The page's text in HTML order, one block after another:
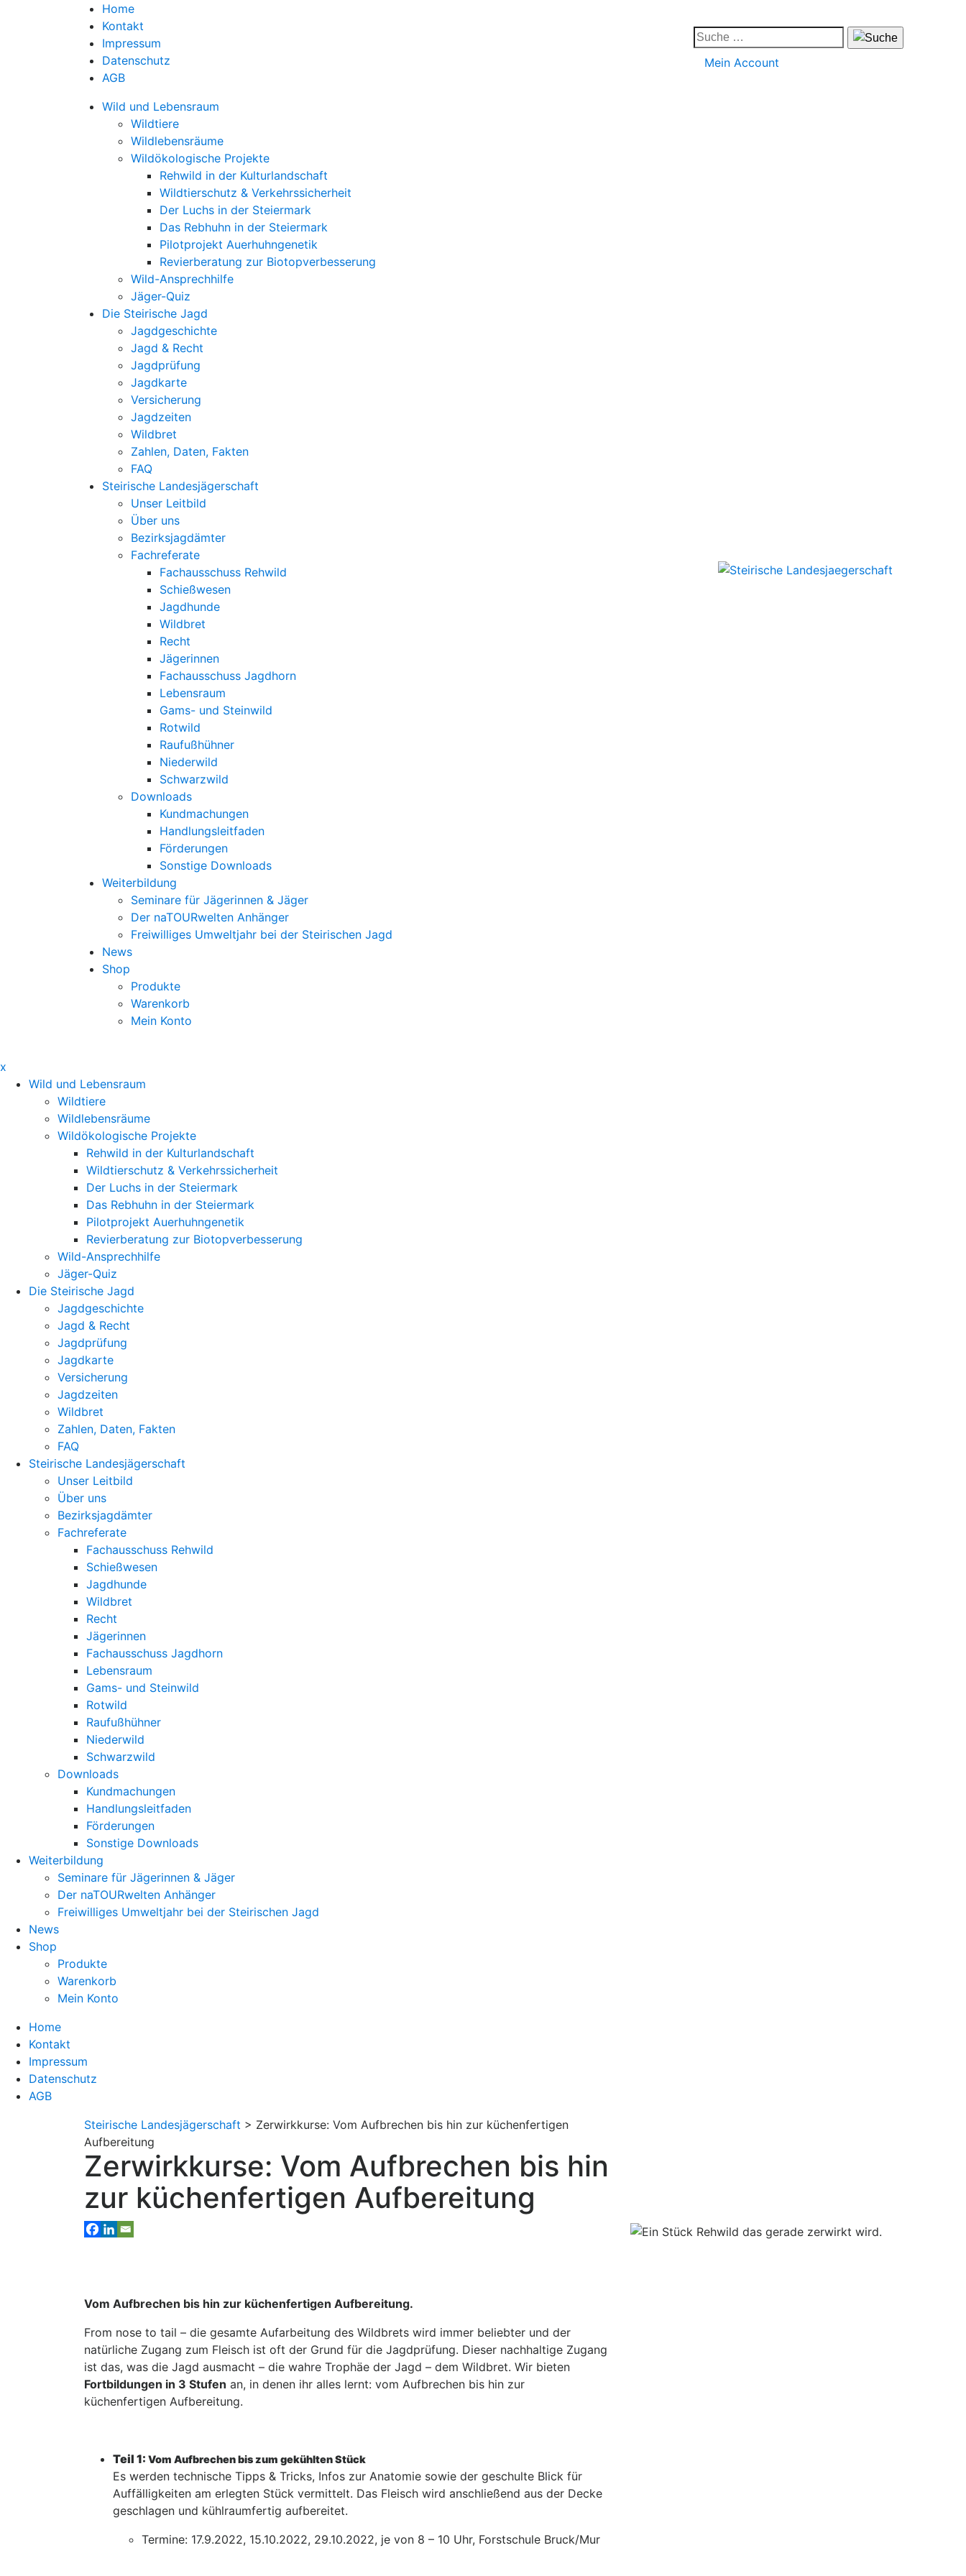
Home
Kontakt
Impressum
Datenschutz
AGB
Mein Account
Wild und Lebensraum
Wildtiere
Wildlebensräume
Wildökologische Projekte
Rehwild in der Kulturlandschaft
Wildtierschutz & Verkehrssicherheit
Der Luchs in der Steiermark
Das Rebhuhn in der Steiermark
Pilotprojekt Auerhuhngenetik
Revierberatung zur Biotopverbesserung
Wild-Ansprechhilfe
Jäger-Quiz
Die Steirische Jagd
Jagdgeschichte
Jagd & Recht
Jagdprüfung
Jagdkarte
Versicherung
Jagdzeiten
Wildbret
Zahlen, Daten, Fakten
FAQ
Steirische Landesjägerschaft
Unser Leitbild
Über uns
Bezirksjagdämter
Fachreferate
Fachausschuss Rehwild
Schießwesen
Jagdhunde
Wildbret
Recht
Jägerinnen
Fachausschuss Jagdhorn
Lebensraum
Gams- und Steinwild
Rotwild
Raufußhühner
Niederwild
Schwarzwild
Downloads
Kundmachungen
Handlungsleitfaden
Förderungen
Sonstige Downloads
Weiterbildung
Seminare für Jägerinnen & Jäger
Der naTOURwelten Anhänger
Freiwilliges Umweltjahr bei der Steirischen Jagd
News
Shop
Produkte
Warenkorb
Mein Konto
x
Wild und Lebensraum
Wildtiere
Wildlebensräume
Wildökologische Projekte
Rehwild in der Kulturlandschaft
Wildtierschutz & Verkehrssicherheit
Der Luchs in der Steiermark
Das Rebhuhn in der Steiermark
Pilotprojekt Auerhuhngenetik
Revierberatung zur Biotopverbesserung
Wild-Ansprechhilfe
Jäger-Quiz
Die Steirische Jagd
Jagdgeschichte
Jagd & Recht
Jagdprüfung
Jagdkarte
Versicherung
Jagdzeiten
Wildbret
Zahlen, Daten, Fakten
FAQ
Steirische Landesjägerschaft
Unser Leitbild
Über uns
Bezirksjagdämter
Fachreferate
Fachausschuss Rehwild
Schießwesen
Jagdhunde
Wildbret
Recht
Jägerinnen
Fachausschuss Jagdhorn
Lebensraum
Gams- und Steinwild
Rotwild
Raufußhühner
Niederwild
Schwarzwild
Downloads
Kundmachungen
Handlungsleitfaden
Förderungen
Sonstige Downloads
Weiterbildung
Seminare für Jägerinnen & Jäger
Der naTOURwelten Anhänger
Freiwilliges Umweltjahr bei der Steirischen Jagd
News
Shop
Produkte
Warenkorb
Mein Konto
Home
Kontakt
Impressum
Datenschutz
AGB
Steirische Landesjägerschaft > Zerwirkkurse: Vom Aufbrechen bis hin zur küchenfertigen
Aufbereitung
Zerwirkkurse: Vom Aufbrechen bis hin
zur küchenfertigen Aufbereitung
Vom Aufbrechen bis hin zur küchenfertigen Aufbereitung.
From nose to tail – die gesamte Aufarbeitung des Wildbrets wird immer beliebter und der
natürliche Zugang zum Fleisch ist oft der Grund für die Jagdprüfung. Dieser nachhaltige Zugang
ist das, was die Jagd ausmacht – die wahre Trophäe der Jagd – dem Wildbret. Wir bieten
Fortbildungen in 3 Stufen an, in denen ihr alles lernt: vom Aufbrechen bis hin zur
küchenfertigen Aufbereitung.
Teil 1: Vom Aufbrechen bis zum gekühlten Stück
Es werden technische Tipps & Tricks, Infos zur Anatomie sowie der geschulte Blick für
Auffälligkeiten am erlegten Stück vermittelt. Das Fleisch wird anschließend aus der Decke
geschlagen und kühlraumfertig aufbereitet.
Termine: 17.9.2022, 15.10.2022, 29.10.2022, je von 8 – 10 Uhr, Forstschule Bruck/Mur